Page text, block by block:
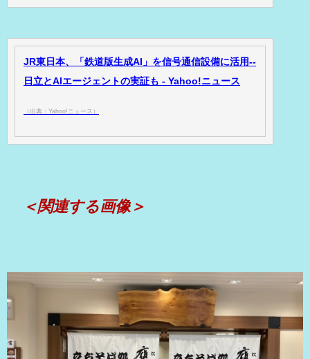
JR東日本、「鉄道版生成AI」を信号通信設備に活用--
日立とAIエージェントの実証も - Yahoo!ニュース
（出典：Yahoo!ニュース）
＜関連する画像＞